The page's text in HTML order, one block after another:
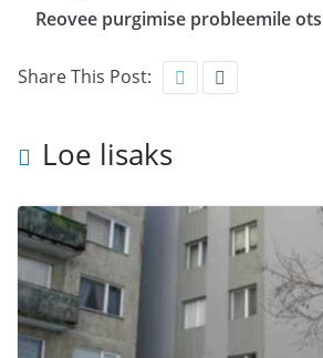
Reovee purgimise probleemile
Share This Post:
Loe lisaks